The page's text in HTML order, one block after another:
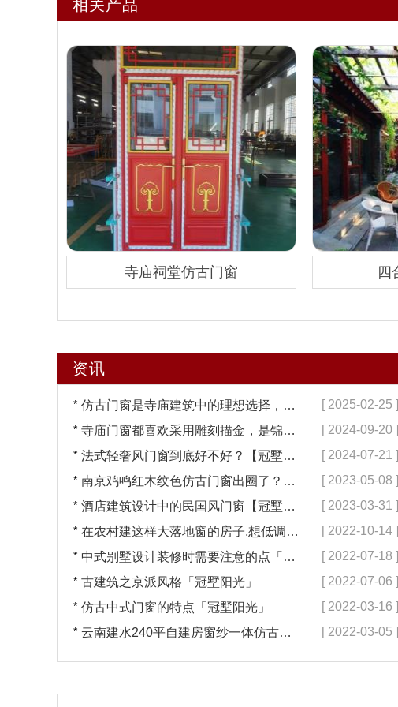
相关产品
寺庙祠堂仿古门窗 四
资讯
* 仿古门窗是寺庙建筑中的理想选择，换一次用终生【冠墅阳光】 [ 2025-02-25 ]
* 寺庙门窗都喜欢采用雕刻描金，是锦上添花吗？【冠墅阳光】 [ 2024-09-20 ]
* 法式轻奢风门窗到底好不好？【冠墅阳光】 [ 2024-07-21 ]
* 南京鸡鸣红木纹色仿古门窗出圈了？【冠墅阳光】 [ 2023-05-08 ]
* 酒店建筑设计中的民国风门窗【冠墅阳光】 [ 2023-03-31 ]
* 在农村建这样大落地窗的房子,想低调都难吧【冠墅阳光】 [ 2022-10-14 ]
* 中式别墅设计装修时需要注意的点「冠墅阳光」 [ 2022-07-18 ]
* 古建筑之京派风格「冠墅阳光」 [ 2022-07-06 ]
* 仿古中式门窗的特点「冠墅阳光」 [ 2022-03-16 ]
* 云南建水240平自建房窗纱一体仿古门窗完工「冠墅阳光」 [ 2022-03-05 ]